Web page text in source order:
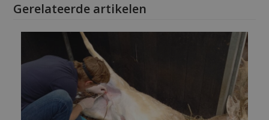
Gerelateerde artikelen